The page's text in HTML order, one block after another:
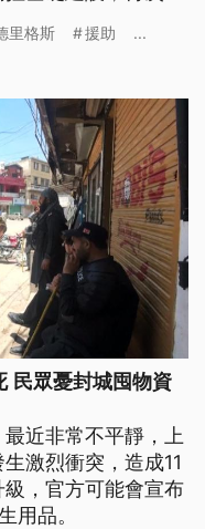
里格斯 援助 ...
民眾憂封城囤物資
近非常不平靜，上
激烈衝突，造成11
，官方可能會宣布
用品。